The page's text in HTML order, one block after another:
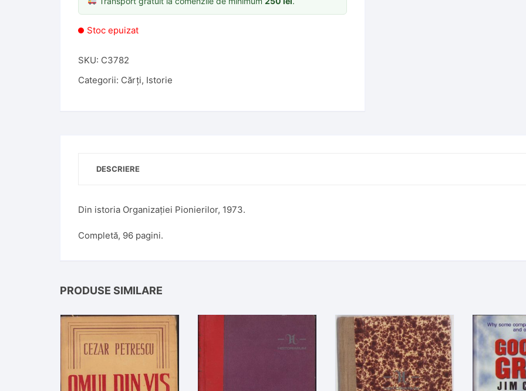
Stoc epuizat
SKU: C3782
Categorii: Cărți, Istorie
DESCRIERE
Din istoria Organizației Pionierilor, 1973.
Completă, 96 pagini.
PRODUSE SIMILARE